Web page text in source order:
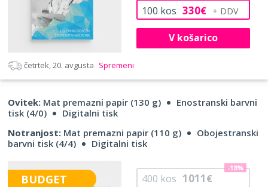
100 kos 330€
V košarico
četrtek, 20. avgusta Spremeni
Ovitek: Mat premazni papir (130 g)
Enostranski barvni
tisk (4/0)
Digitalni tisk
Notranjost: Mat premazni papir (110 g)
Obojestranski
barvni tisk (4/4)
Digitalni tisk
BUDGET 400 kos 1011€
-18%